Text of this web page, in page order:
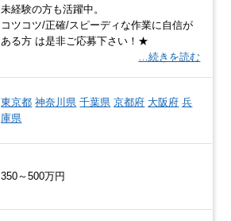
未経験の方も活躍中。
コツコツ/正確/スピーディな作業に自信が
ある方 は是非ご応募下さい！★
…続きを読む
東京都 神奈川県 千葉県 京都府 大阪府 兵
庫県
350～500万円